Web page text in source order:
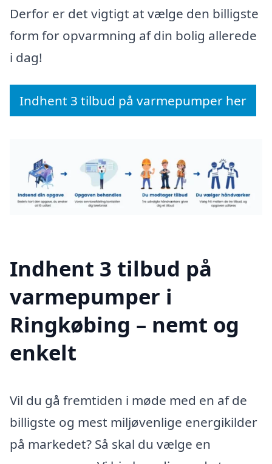
Derfor er det vigtigt at vælge den billigste
form for opvarmning af din bolig allerede
i dag!
Indhent 3 tilbud på varmepumper her
Indhent 3 tilbud på
varmepumper i
Ringkøbing – nemt og
enkelt
Vil du gå fremtiden i møde med en af de
billigste og mest miljøvenlige energikilder
på markedet? Så skal du vælge en